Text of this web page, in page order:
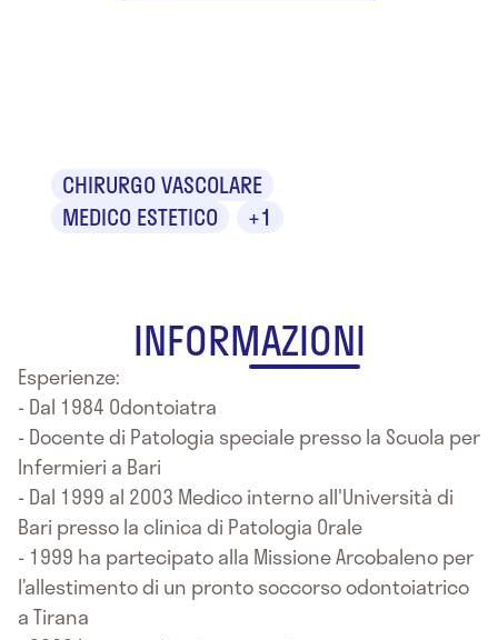
CHIRURGO VASCOLARE
MEDICO ESTETICO
+1
INFORMAZIONI
Esperienze:
- Dal 1984 Odontoiatra
- Docente di Patologia speciale presso la Scuola per
Infermieri a Bari
- Dal 1999 al 2003 Medico interno all'Università di
Bari presso la clinica di Patologia Orale
- 1999 ha partecipato alla Missione Arcobaleno per
l’allestimento di un pronto soccorso odontoiatrico
a Tirana